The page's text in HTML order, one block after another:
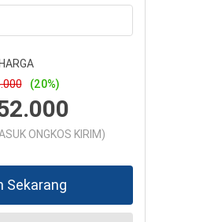
(20%)
ONGKOS KIRIM)
Sekarang